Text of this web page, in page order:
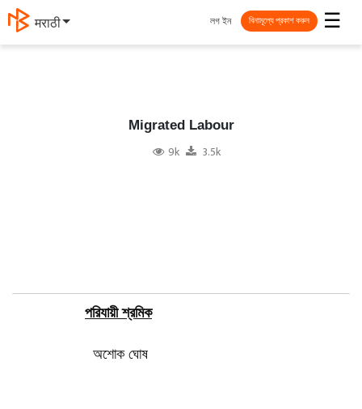
मराठी ☰
লগ ইন বিনামূল্যে প্রকাশ করুন
Migrated Labour
9k 3.5k
পরিযায়ী শ্রমিক
অশোক ঘোষ